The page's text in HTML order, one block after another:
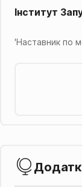
Інститут
'Наставник по